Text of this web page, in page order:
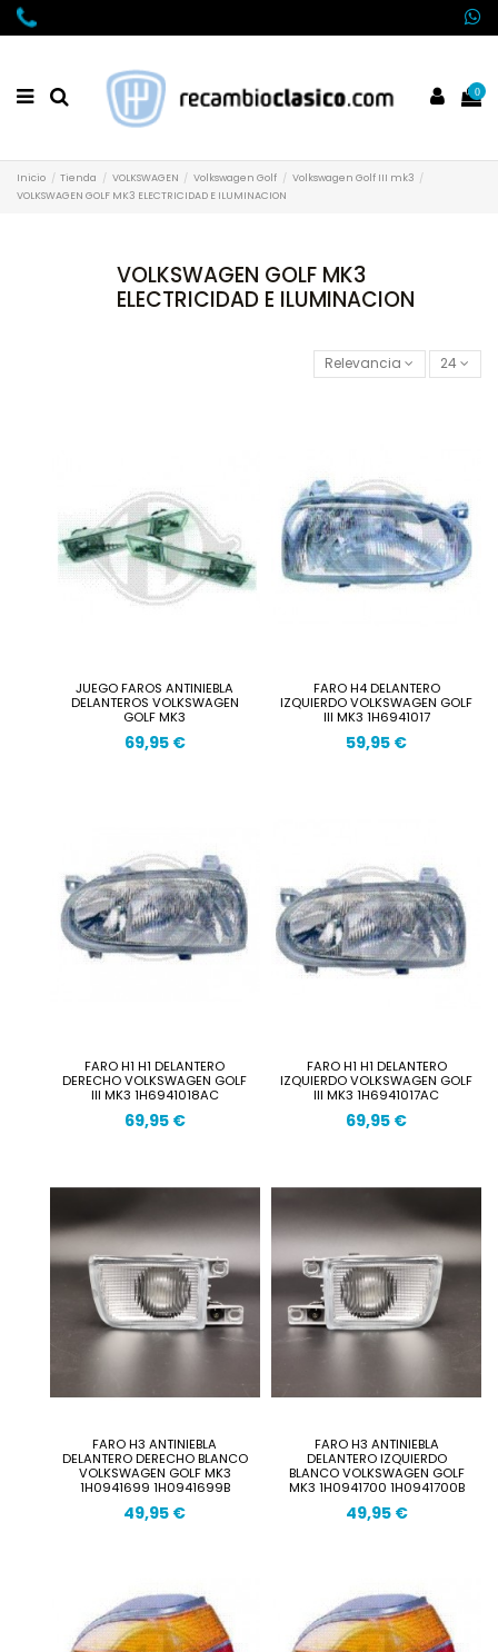
0
Inicio Tienda VOLKSWAGEN Volkswagen Golf
Volkswagen Golf III mk3
VOLKSWAGEN GOLF MK3 ELECTRICIDAD E ILUMINACION
VOLKSWAGEN GOLF MK3
ELECTRICIDAD E ILUMINACION
Relevancia 24
JUEGO FAROS ANTINIEBLA
DELANTEROS VOLKSWAGEN
GOLF MK3
69,95 €
FARO H4 DELANTERO
IZQUIERDO VOLKSWAGEN GOLF
III MK3 1H6941017
59,95 €
FARO H1 H1 DELANTERO
DERECHO VOLKSWAGEN GOLF
III MK3 1H6941018AC
69,95 €
FARO H1 H1 DELANTERO
IZQUIERDO VOLKSWAGEN GOLF
III MK3 1H6941017AC
69,95 €
FARO H3 ANTINIEBLA
DELANTERO DERECHO BLANCO
VOLKSWAGEN GOLF MK3
1H0941699 1H0941699B
49,95 €
FARO H3 ANTINIEBLA
DELANTERO IZQUIERDO
BLANCO VOLKSWAGEN GOLF
MK3 1H0941700 1H0941700B
49,95 €